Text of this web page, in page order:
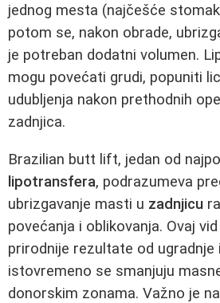
jednog mesta (najčešće
potom se, nakon obrade,
je potreban dodatni volumen.
mogu povećati grudi, popuniti
udubljenja nakon prethodnih
zadnjica.
Brazilian butt lift, jedan od
lipotransfera, podrazumeva
ubrizgavanje masti u zadnjicu
povećanja i oblikovanja. Ovaj vid
prirodnije rezultate od ugradnje
istovremeno se smanjuju
donorskim zonama. Važno je